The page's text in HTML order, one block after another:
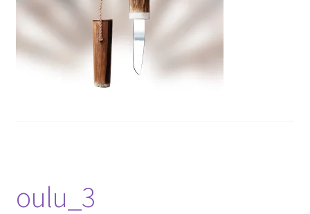
oulu_3